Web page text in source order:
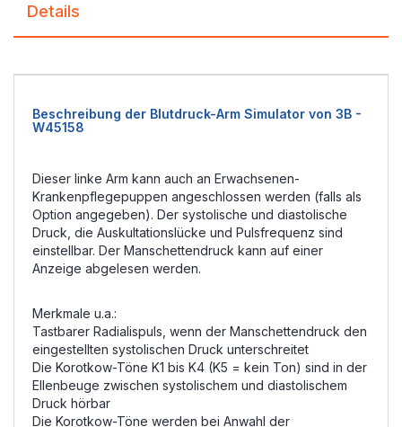
Details
Beschreibung der Blutdruck-Arm Simulator von 3B -
W45158
Dieser linke Arm kann auch an Erwachsenen-
Krankenpflegepuppen angeschlossen werden (falls als
Option angegeben). Der systolische und diastolische
Druck, die Auskultationslücke und Pulsfrequenz sind
einstellbar. Der Manschettendruck kann auf einer
Anzeige abgelesen werden.
Merkmale u.a.:
Tastbarer Radialispuls, wenn der Manschettendruck den
eingestellten systolischen Druck unterschreitet
Die Korotkow-Töne K1 bis K4 (K5 = kein Ton) sind in der
Ellenbeuge zwischen systolischem und diastolischem
Druck hörbar
Die Korotkow-Töne werden bei Anwahl der